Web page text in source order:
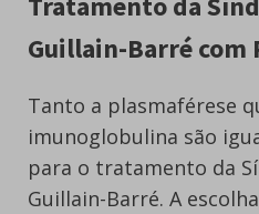
Guillain-Barré com
Tanto a plasmaférese
imunoglobulina são
para o tratamento da
Guillain-Barré. A